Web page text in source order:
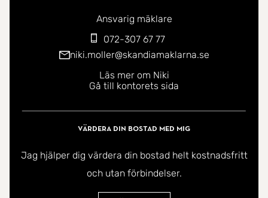
Ansvarig mäklare
072-307 67 77
niki.moller@skandiamaklarna.se
Läs mer om Niki
Gå till kontorets sida
Värdera din bostad med mig
Jag hjälper dig värdera din bostad helt kostnadsfritt
och utan förbindelser.